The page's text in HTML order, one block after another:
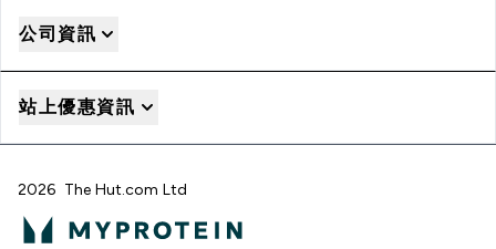
公司資訊
站上優惠資訊
2026 The Hut.com Ltd